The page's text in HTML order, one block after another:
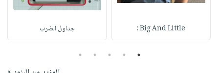
Big And Little : جداول الضرب
1
2
3
4
5